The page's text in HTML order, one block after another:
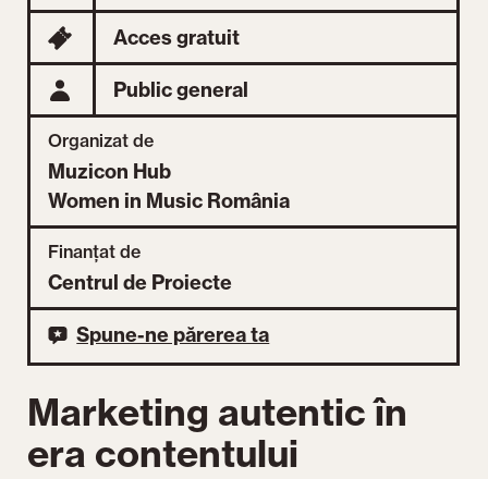
Marketing autentic în
era contentului
Acces gratuit
Public general
Organizat de
Muzicon Hub
Women in Music România
Finanțat de
Centrul de Proiecte
Spune-ne părerea ta